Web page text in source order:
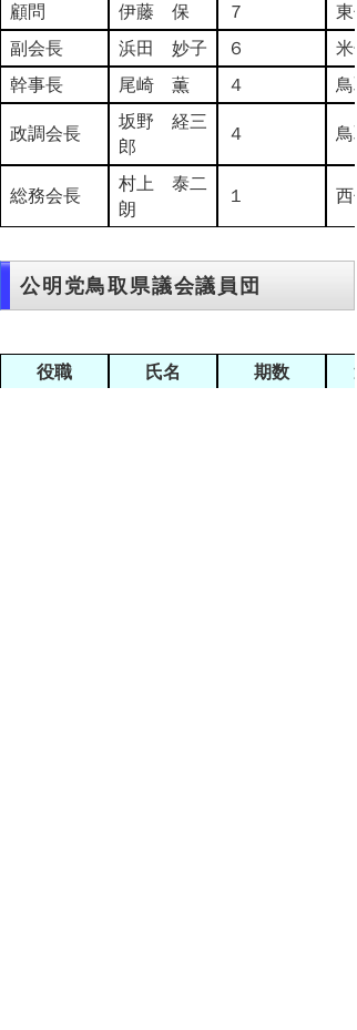
顧問
伊藤 保 ７
東
副会長
浜田 妙子 ６
米
幹事長
尾崎 薫 ４ 鳥
政調会長
坂野 経三
郎
４ 鳥
総務会長
村上 泰二
朗
１ 西
公明党鳥取県議会議員団
役職 氏名 期数